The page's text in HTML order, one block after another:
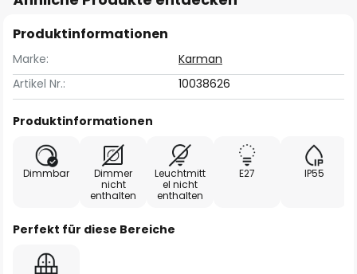
Produktinformationen
Marke:
Karman
Artikel Nr.:
10038626
Produktinformationen
Dimmbar
Dimmer
nicht
enthalten
Leuchtmitt
el nicht
enthalten
E27 IP55
Perfekt für diese Bereiche